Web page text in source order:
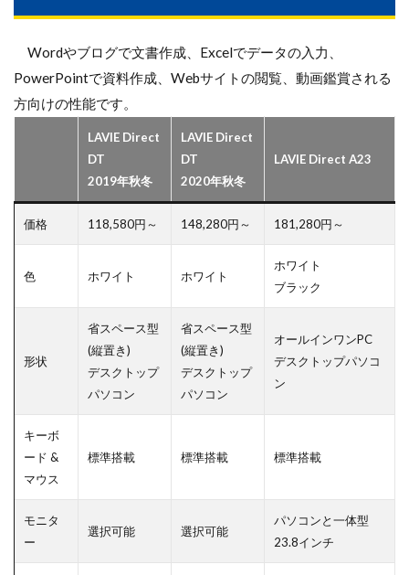
Wordやブログで文書作成、Excelでデータの入力、
PowerPointで資料作成、Webサイトの閲覧、動画鑑賞される
方向けの性能です。
LAVIE Direct
DT
2019年秋冬
LAVIE Direct
DT
2020年秋冬
LAVIE Direct A23
価格 118,580円～ 148,280円～ 181,280円～
色 ホワイト ホワイト
ホワイト
ブラック
形状
省スペース型
(縦置き)
デスクトップ
パソコン
省スペース型
(縦置き)
デスクトップ
パソコン
オールインワンPC
デスクトップパソコ
ン
キーボ
ード &
マウス
標準搭載 標準搭載 標準搭載
モニタ
ー
選択可能 選択可能
パソコンと一体型
23.8インチ